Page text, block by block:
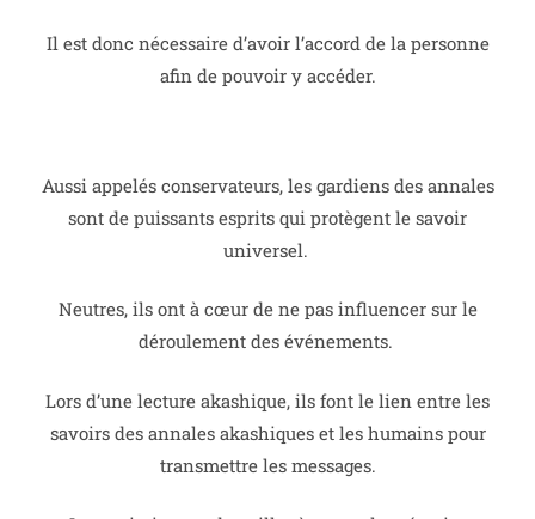
Il est donc nécessaire d’avoir l’accord de la personne
afin de pouvoir y accéder.
Aussi appelés conservateurs, les gardiens des annales
sont de puissants esprits qui protègent le savoir
universel.
Neutres, ils ont à cœur de ne pas influencer sur le
déroulement des événements.
Lors d’une lecture akashique, ils font le lien entre les
savoirs des annales akashiques et les humains pour
transmettre les messages.